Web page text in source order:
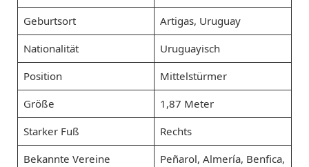
Geburtsort
Artigas, Uruguay
Nationalität
Uruguayisch
Position
Mittelstürmer
Größe
1,87 Meter
Starker Fuß
Rechts
Bekannte Vereine
Peñarol, Almería, Benfica,